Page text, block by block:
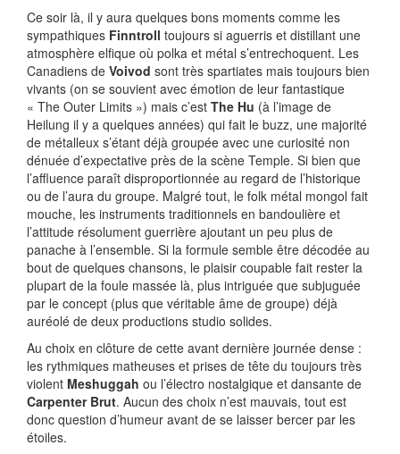
Ce soir là, il y aura quelques bons moments comme les
sympathiques Finntroll toujours si aguerris et distillant une
atmosphère elfique où polka et métal s’entrechoquent. Les
Canadiens de Voivod sont très spartiates mais toujours bien
vivants (on se souvient avec émotion de leur fantastique
« The Outer Limits ») mais c’est The Hu (à l’image de
Heilung il y a quelques années) qui fait le buzz, une majorité
de métalleux s’étant déjà groupée avec une curiosité non
dénuée d’expectative près de la scène Temple. Si bien que
l’affluence paraît disproportionnée au regard de l’historique
ou de l’aura du groupe. Malgré tout, le folk métal mongol fait
mouche, les instruments traditionnels en bandoulière et
l’attitude résolument guerrière ajoutant un peu plus de
panache à l’ensemble. Si la formule semble être décodée au
bout de quelques chansons, le plaisir coupable fait rester la
plupart de la foule massée là, plus intriguée que subjuguée
par le concept (plus que véritable âme de groupe) déjà
auréolé de deux productions studio solides.
Au choix en clôture de cette avant dernière journée dense :
les rythmiques matheuses et prises de tête du toujours très
violent Meshuggah ou l’électro nostalgique et dansante de
Carpenter Brut. Aucun des choix n’est mauvais, tout est
donc question d’humeur avant de se laisser bercer par les
étoiles.